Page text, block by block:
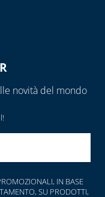
novità del mondo
IN BASE
SU PRODOTTI,